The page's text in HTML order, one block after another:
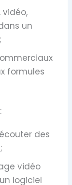
vidéo,
un
formules
des
vidéo
logiciel